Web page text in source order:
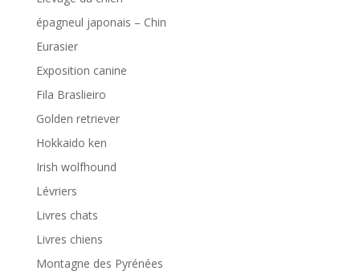
épagneul japonais – Chin
Eurasier
Exposition canine
Fila Braslieiro
Golden retriever
Hokkaido ken
Irish wolfhound
Lévriers
Livres chats
Livres chiens
Montagne des Pyrénées